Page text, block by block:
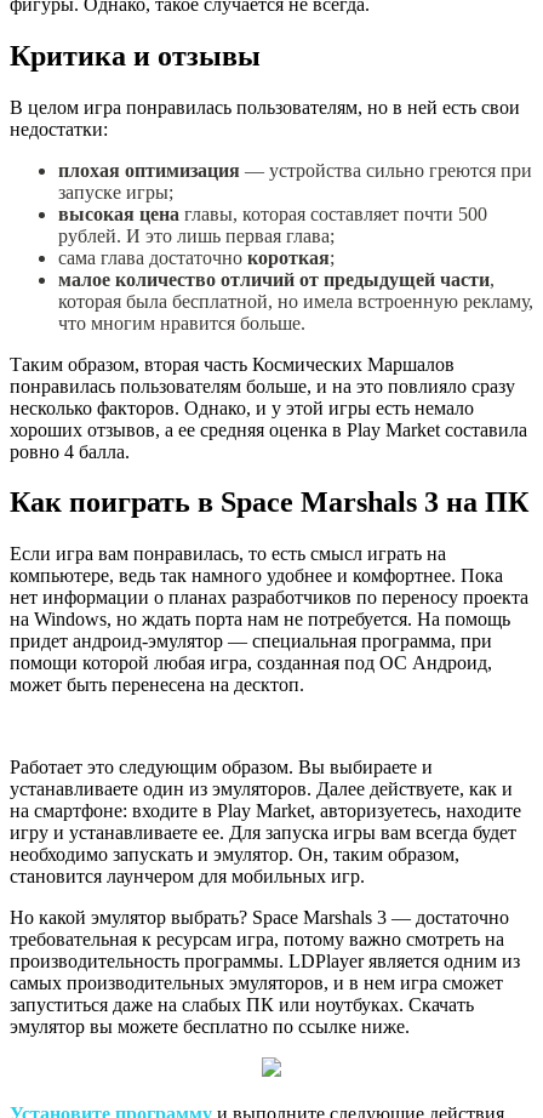
Критика и отзывы
В целом игра понравилась пользователям, но в ней есть свои
недостатки:
плохая оптимизация — устройства сильно греются при
запуске игры;
высокая цена главы, которая составляет почти 500
рублей. И это лишь первая глава;
сама глава достаточно короткая;
малое количество отличий от предыдущей части,
которая была бесплатной, но имела встроенную рекламу,
что многим нравится больше.
Таким образом, вторая часть Космических Маршалов
понравилась пользователям больше, и на это повлияло сразу
несколько факторов. Однако, и у этой игры есть немало
хороших отзывов, а ее средняя оценка в Play Market составила
ровно 4 балла.
Как поиграть в Space Marshals 3 на ПК
Если игра вам понравилась, то есть смысл играть на
компьютере, ведь так намного удобнее и комфортнее. Пока
нет информации о планах разработчиков по переносу проекта
на Windows, но ждать порта нам не потребуется. На помощь
придет андроид-эмулятор — специальная программа, при
помощи которой любая игра, созданная под ОС Андроид,
может быть перенесена на десктоп.
Работает это следующим образом. Вы выбираете и
устанавливаете один из эмуляторов. Далее действуете, как и
на смартфоне: входите в Play Market, авторизуетесь, находите
игру и устанавливаете ее. Для запуска игры вам всегда будет
необходимо запускать и эмулятор. Он, таким образом,
становится лаунчером для мобильных игр.
Но какой эмулятор выбрать? Space Marshals 3 — достаточно
требовательная к ресурсам игра, потому важно смотреть на
производительность программы. LDPlayer является одним из
самых производительных эмуляторов, и в нем игра сможет
запуститься даже на слабых ПК или ноутбуках. Скачать
эмулятор вы можете бесплатно по ссылке ниже.